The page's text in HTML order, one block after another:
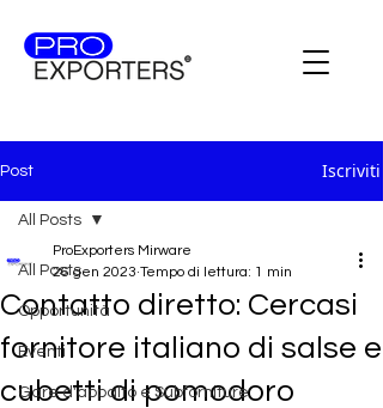
Post Iscriviti
All Posts
Opportunità
Eventi
Gare d'appalto e Subforniture
All Posts
Contatto diretto: Cercasi
fornitore italiano di salse e
cubetti di pomodoro
ProExporters Mirware
26 gen 2023 Tempo di lettura: 1 min